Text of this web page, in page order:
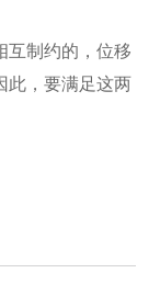
互制约的，位移
此，要满足这两